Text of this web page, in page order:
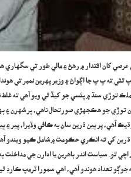
عرصي کان اقتدار ۾ رهڻ ۽ مالي طور تي
ٿئي ته پ پ جا اڳواڻ ۽ وزير پهرين نمبر تي
توڙي سنڌ ۾ پئسي جو کيڏ ٿي ويو آهي ته غلط
توڙي جو هڪجهڙي صورتحال ناهي، پر شهرن ۽
آهي، پر ٻين ڌرين سان به ڪافي وڏيرا، پير ۽
کي ته انڪري حڪومت ۾ شامل ڪيو ويندو
اچي ٿو. سياست اندر ٻاهرين يا ادارن جي
جوڳو تعداد هوندو آهي، اهي سمورا ٽرمپ